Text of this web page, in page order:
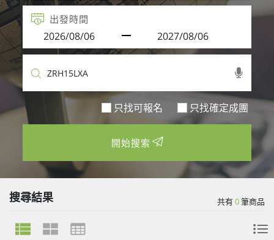
出發時間
只找可報名
開始搜索
搜尋結果 共有0筆商品